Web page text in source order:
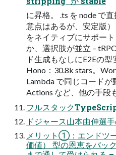
に昇格。 .ts を node で
意点はあるが、安定版
をネイティブにサポー
か、選択肢が並立 –
ド生成もなしにE2Eの
Hono：30.8k stars。
Lambda で同じコードが
Actions など、他の手段
フルスタック
ドジャース山本由伸選
メリット①：エンドツ
価値） 型の恩恵をバッ